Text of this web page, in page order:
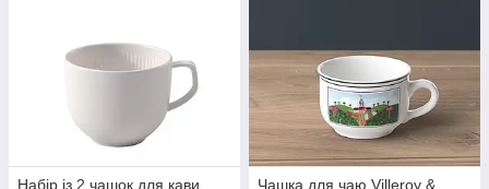
Набір із 2 чашок для кави
Чашка для чаю Villeroy &